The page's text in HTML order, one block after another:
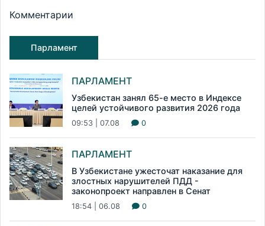
Комментарии
Парламент
ПАРЛАМЕНТ
Узбекистан занял 65-е место в Индексе
целей устойчивого развития 2026 года
09:53 | 07.08 0
ПАРЛАМЕНТ
В Узбекистане ужесточат наказание для
злостных нарушителей ПДД -
законопроект направлен в Сенат
18:54 | 06.08 0